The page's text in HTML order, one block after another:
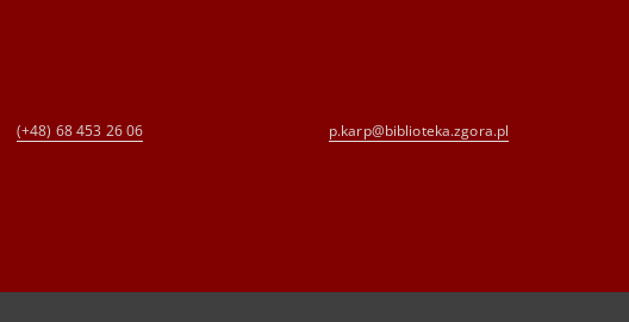
(+48) 68 453 26 06 p.karp@biblioteka.zgora.pl